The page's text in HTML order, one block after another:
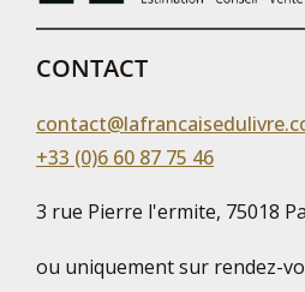
CONTACT
+33 (0)6 60 87 75 46
3 rue Pierre l'ermite, 75018
ou uniquement sur rendez-